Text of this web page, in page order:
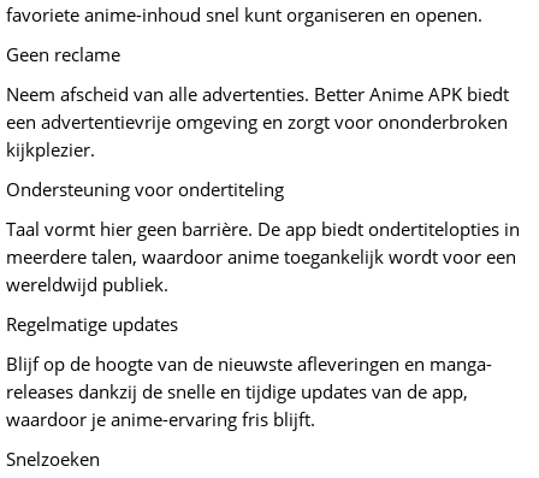
favoriete anime-inhoud snel kunt organiseren en openen.
Geen reclame
Neem afscheid van alle advertenties. Better Anime APK biedt
een advertentievrije omgeving en zorgt voor ononderbroken
kijkplezier.
Ondersteuning voor ondertiteling
Taal vormt hier geen barrière. De app biedt ondertitelopties in
meerdere talen, waardoor anime toegankelijk wordt voor een
wereldwijd publiek.
Regelmatige updates
Blijf op de hoogte van de nieuwste afleveringen en manga-
releases dankzij de snelle en tijdige updates van de app,
waardoor je anime-ervaring fris blijft.
Snelzoeken